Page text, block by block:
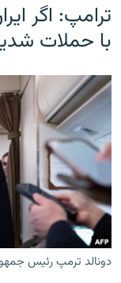
ترامپ: اگر
با حملات
دونالد ترمپ رئیس